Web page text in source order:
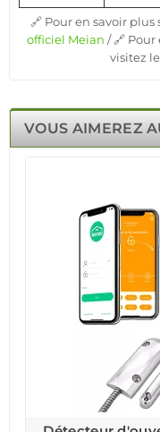
🔗 Pour en savoir
officiel Meian / 🔗
visitez
VOUS AIMEREZ